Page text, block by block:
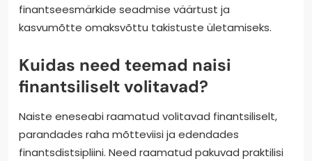
finantseesmärkide seadmise väärtust ja
kasvumõtte omaksvõttu takistuste ületamiseks.
Kuidas need teemad naisi
finantsiliselt volitavad?
Naiste eneseabi raamatud volitavad finantsiliselt,
parandades raha mõtteviisi ja edendades
finantsdistsipliini. Need raamatud pakuvad praktilisi